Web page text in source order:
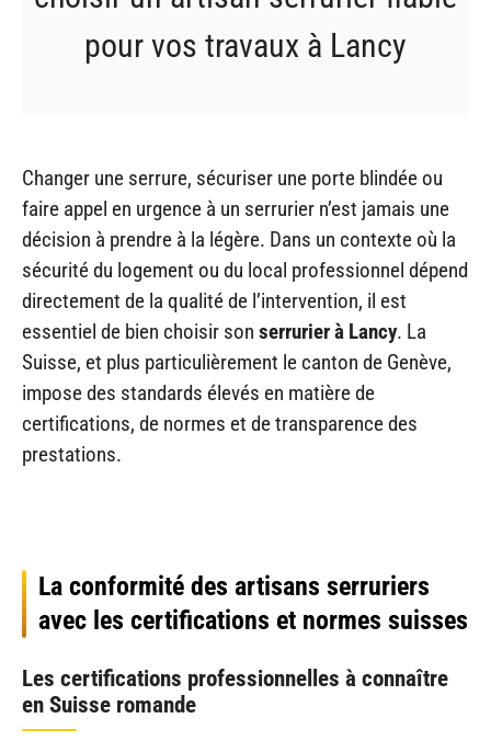
pour vos travaux à Lancy
Changer une serrure, sécuriser une porte blindée ou
faire appel en urgence à un serrurier n’est jamais une
décision à prendre à la légère. Dans un contexte où la
sécurité du logement ou du local professionnel dépend
directement de la qualité de l’intervention, il est
essentiel de bien choisir son serrurier à Lancy. La
Suisse, et plus particulièrement le canton de Genève,
impose des standards élevés en matière de
certifications, de normes et de transparence des
prestations.
La conformité des artisans serruriers
avec les certifications et normes suisses
Les certifications professionnelles à connaître
en Suisse romande